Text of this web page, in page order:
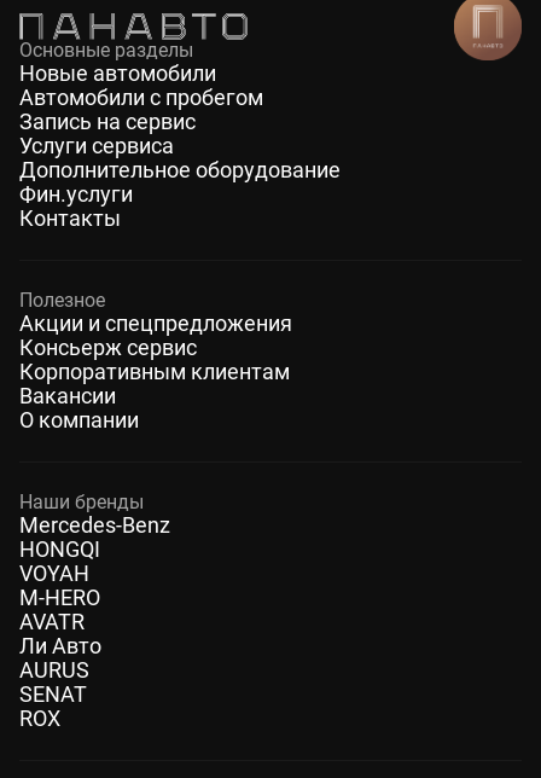
Основные разделы
Новые автомобили
Автомобили с пробегом
Запись на сервис
Услуги сервиса
Дополнительное оборудование
Фин.услуги
Контакты
Полезное
Акции и спецпредложения
Консьерж сервис
Корпоративным клиентам
Вакансии
О компании
Наши бренды
Mercedes-Benz
HONGQI
VOYAH
M-HERO
AVATR
Ли Авто
AURUS
SENAT
ROX